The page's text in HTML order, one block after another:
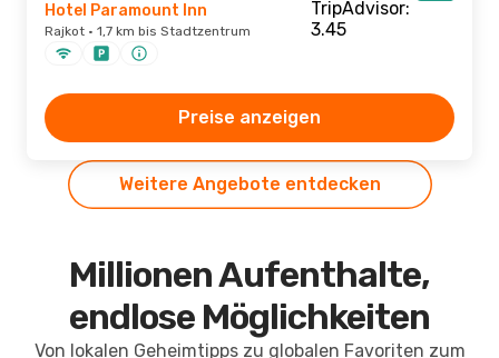
Hotel Paramount Inn
Rajkot · 1,7 km bis Stadtzentrum
Preise anzeigen
Weitere Angebote entdecken
Millionen Aufenthalte,
endlose Möglichkeiten
Von lokalen Geheimtipps zu globalen Favoriten zum